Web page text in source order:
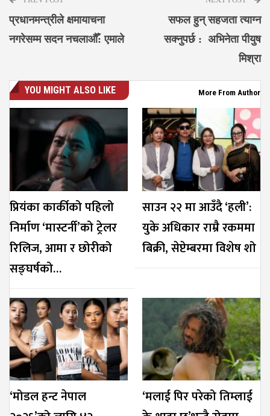
प्रधानमन्त्रीले क्षमायाचना
नगरेसम्म सदन नचलाऔँ: एमाले
सफल हुन् सहजता त्याग्न
सक्नुपर्छ : अभिनेता पीयुष
मिश्रा
YOU MIGHT ALSO LIKE More From Author
प्रियंका कार्कीको पहिलो
निर्माण ‘मास्टर्नी’को ट्रेलर
रिलिज, आमा र छोरीको
सङ्घर्षको…
साउन २२ मा आउँदै ‘हली’:
युके अधिकार राम्रै रकममा
बिक्री, सेप्टेम्बरमा विशेष शो
‘मोडल हन्ट नेपाल
‘मलाई पिर परेको तिम्लाई